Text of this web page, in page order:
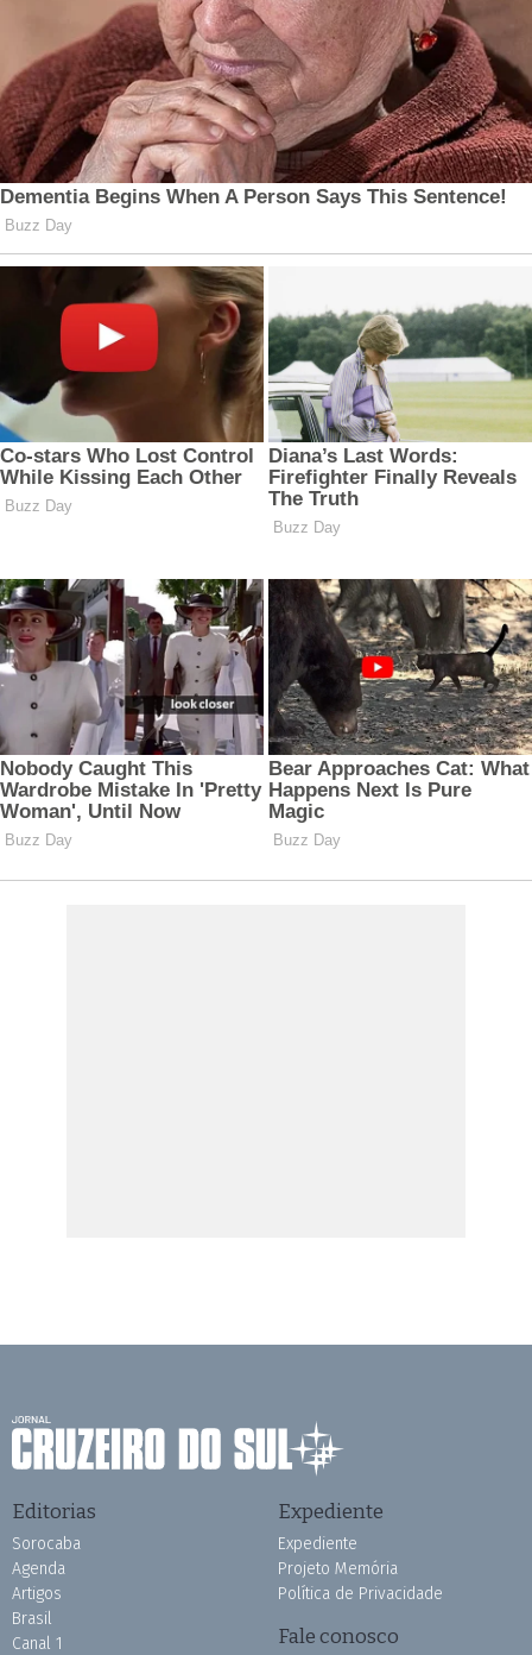
Editorias
Sorocaba
Agenda
Artigos
Brasil
Canal 1
Expediente
Expediente
Projeto Memória
Política de Privacidade
Fale conosco